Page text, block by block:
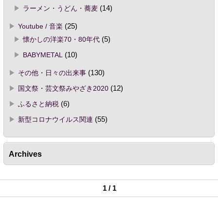
ラーメン・うどん・蕎麦(14)
Youtube / 音楽 (25)
懐かしの洋楽70・80年代(5)
BABYMETAL
(10)
その他・日々の出来事(130)
国文祭・芸文祭みやざき2020(12)
ふるさと納税(6)
新型コロナウイルス関連 (55)
Archives
1 / 1